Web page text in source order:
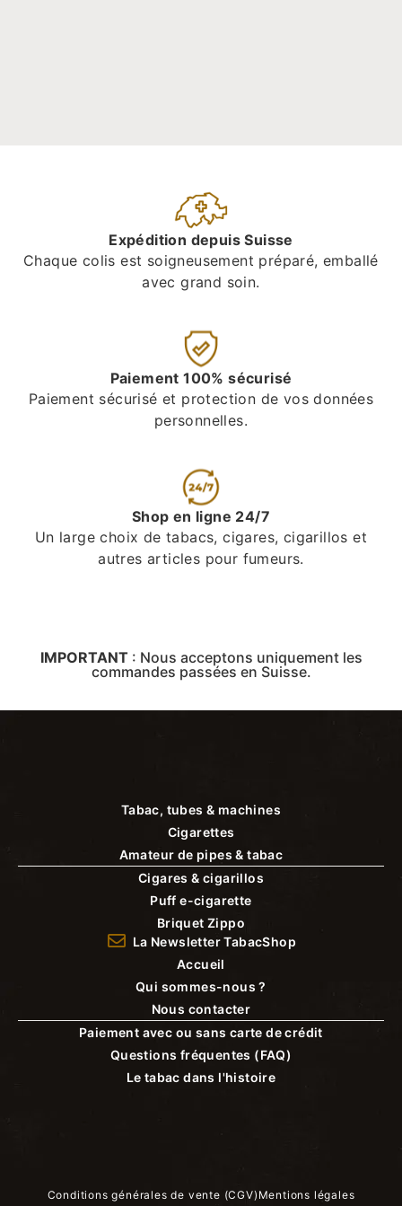
Expédition depuis Suisse
Chaque colis est soigneusement préparé, emballé
avec grand soin.
Paiement 100% sécurisé
Paiement sécurisé et protection de vos données
personnelles.
Shop en ligne 24/7
Un large choix de tabacs, cigares, cigarillos et
autres articles pour fumeurs.
IMPORTANT : Nous acceptons uniquement les
commandes passées en Suisse.
Tabac, tubes & machines
Cigarettes
Amateur de pipes & tabac
Cigares & cigarillos
Puff e-cigarette
Briquet Zippo
La Newsletter TabacShop
Accueil
Qui sommes-nous ?
Nous contacter
Paiement avec ou sans carte de crédit
Questions fréquentes (FAQ)
Le tabac dans l'histoire
Conditions générales de vente (CGV) Mentions légales